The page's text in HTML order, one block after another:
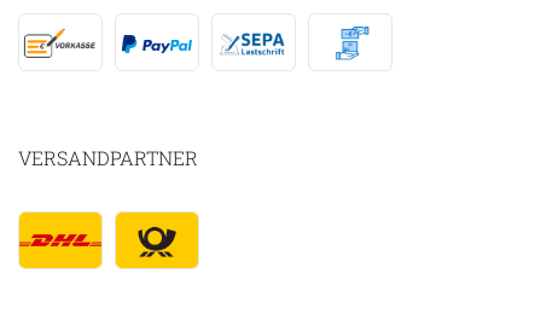
VERSANDPARTNER